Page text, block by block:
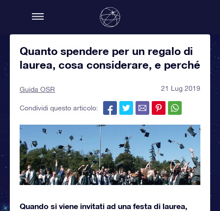
Quanto spendere per un regalo di
laurea, cosa considerare, e perché
Guida OSR 21 Lug 2019
Condividi questo articolo:
Quando si viene invitati ad una festa di laurea,